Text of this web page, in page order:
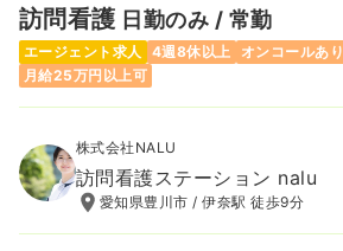
訪問看護 日勤のみ / 常勤
エージェント求人 4週8休以上
オンコールあり
月給25万円以上可
株式会社NALU
訪問看護ステーション nalu
愛知県豊川市 / 伊奈駅 徒歩9分